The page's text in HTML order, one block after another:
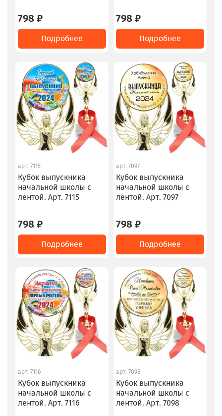
798 ₽
Подробнее
798 ₽
Подробнее
арт. 7115
Кубок выпускника
начальной школы с
лентой. Арт. 7115
798 ₽
Подробнее
арт. 7097
Кубок выпускника
начальной школы с
лентой. Арт. 7097
798 ₽
Подробнее
арт. 7116
Кубок выпускника
начальной школы с
лентой. Арт. 7116
арт. 7098
Кубок выпускника
начальной школы с
лентой. Арт. 7098